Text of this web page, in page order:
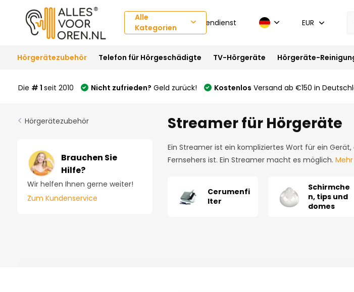
Alle
Kategorien
Kundendienst EUR
Hörgerätezubehör Telefon für Hörgeschädigte TV-Hörgeräte Hörgeräte-
Die # 1 seit 2010 Nicht zufrieden? Geld zurück! Kostenlos Versand ab €150 in
Hörgerätezubehör
Brauchen Sie
Hilfe?
Wir helfen Ihnen gerne weiter!
Zum Kundenservice
Streamer für Hörgeräte
Ein Streamer ist ein kompliziertes Wort für ein
Fernsehers ist. Ein Streamer macht es möglich.
Cerumenfi
lter
Schirmche
n, tips und
domes